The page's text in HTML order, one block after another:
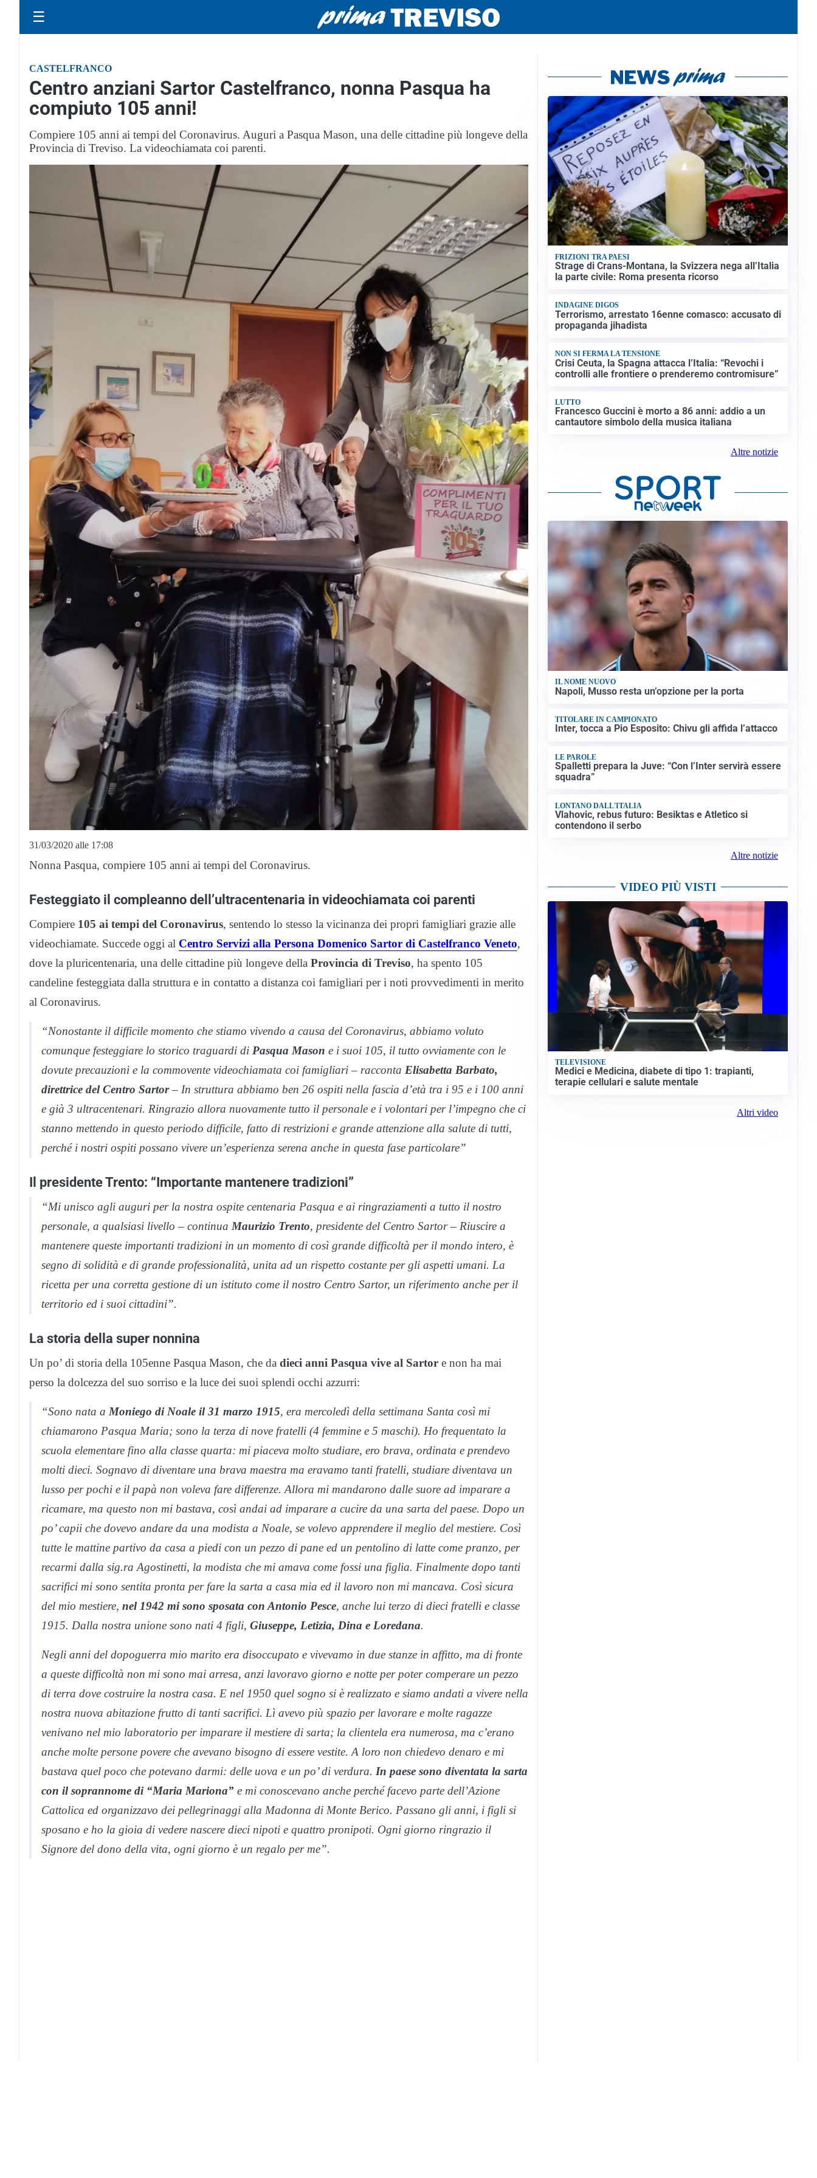
☰
CASTELFRANCO
Centro anziani Sartor Castelfranco, nonna Pasqua ha
compiuto 105 anni!
Compiere 105 anni ai tempi del Coronavirus. Auguri a Pasqua Mason, una delle cittadine più longeve della
Provincia di Treviso. La videochiamata coi parenti.
31/03/2020 alle 17:08
Nonna Pasqua, compiere 105 anni ai tempi del Coronavirus.
Festeggiato il compleanno dell’ultracentenaria in videochiamata coi parenti
Compiere 105 ai tempi del Coronavirus, sentendo lo stesso la vicinanza dei propri famigliari grazie alle
videochiamate. Succede oggi al Centro Servizi alla Persona Domenico Sartor di Castelfranco Veneto,
dove la pluricentenaria, una delle cittadine più longeve della Provincia di Treviso, ha spento 105
candeline festeggiata dalla struttura e in contatto a distanza coi famigliari per i noti provvedimenti in merito
al Coronavirus.
“Nonostante il difficile momento che stiamo vivendo a causa del Coronavirus, abbiamo voluto
comunque festeggiare lo storico traguardi di Pasqua Mason e i suoi 105, il tutto ovviamente con le
dovute precauzioni e la commovente videochiamata coi famigliari – racconta Elisabetta Barbato,
direttrice del Centro Sartor– In struttura abbiamo ben 26 ospiti nella fascia d’età tra i 95 e i 100 anni
e già 3 ultracentenari. Ringrazio allora nuovamente tutto il personale e i volontari per l’impegno che ci
stanno mettendo in questo periodo difficile, fatto di restrizioni e grande attenzione alla salute di tutti,
perché i nostri ospiti possano vivere un’esperienza serena anche in questa fase particolare”
Il presidente Trento: “Importante mantenere tradizioni”
“Mi unisco agli auguri per la nostra ospite centenaria Pasqua e ai ringraziamenti a tutto il nostro
personale, a qualsiasi livello – continua Maurizio Trento, presidente del Centro Sartor – Riuscire a
mantenere queste importanti tradizioni in un momento di così grande difficoltà per il mondo intero, è
segno di solidità e di grande professionalità, unita ad un rispetto costante per gli aspetti umani. La
ricetta per una corretta gestione di un istituto come il nostro Centro Sartor, un riferimento anche per il
territorio ed i suoi cittadini”.
La storia della super nonnina
Un po’ di storia della 105enne Pasqua Mason, che da dieci anni Pasqua vive al Sartor e non ha mai
perso la dolcezza del suo sorriso e la luce dei suoi splendi occhi azzurri:
“Sono nata a Moniego di Noale il 31 marzo 1915, era mercoledì della settimana Santa così mi
chiamarono Pasqua Maria; sono la terza di nove fratelli (4 femmine e 5 maschi). Ho frequentato la
scuola elementare fino alla classe quarta: mi piaceva molto studiare, ero brava, ordinata e prendevo
molti dieci. Sognavo di diventare una brava maestra ma eravamo tanti fratelli, studiare diventava un
lusso per pochi e il papà non voleva fare differenze. Allora mi mandarono dalle suore ad imparare a
ricamare, ma questo non mi bastava, così andai ad imparare a cucire da una sarta del paese. Dopo un
po’ capii che dovevo andare da una modista a Noale, se volevo apprendere il meglio del mestiere. Così
tutte le mattine partivo da casa a piedi con un pezzo di pane ed un pentolino di latte come pranzo, per
recarmi dalla sig.ra Agostinetti, la modista che mi amava come fossi una figlia. Finalmente dopo tanti
sacrifici mi sono sentita pronta per fare la sarta a casa mia ed il lavoro non mi mancava. Così sicura
del mio mestiere, nel 1942 mi sono sposata con Antonio Pesce, anche lui terzo di dieci fratelli e classe
1915. Dalla nostra unione sono nati 4 figli, Giuseppe, Letizia, Dina e Loredana.
Negli anni del dopoguerra mio marito era disoccupato e vivevamo in due stanze in affitto, ma di fronte
a queste difficoltà non mi sono mai arresa, anzi lavoravo giorno e notte per poter comperare un pezzo
di terra dove costruire la nostra casa. E nel 1950 quel sogno si è realizzato e siamo andati a vivere nella
nostra nuova abitazione frutto di tanti sacrifici. Lì avevo più spazio per lavorare e molte ragazze
venivano nel mio laboratorio per imparare il mestiere di sarta; la clientela era numerosa, ma c’erano
anche molte persone povere che avevano bisogno di essere vestite. A loro non chiedevo denaro e mi
bastava quel poco che potevano darmi: delle uova e un po’ di verdura. In paese sono diventata la sarta
con il soprannome di “Maria Mariona” e mi conoscevano anche perché facevo parte dell’Azione
Cattolica ed organizzavo dei pellegrinaggi alla Madonna di Monte Berico. Passano gli anni, i figli si
sposano e ho la gioia di vedere nascere dieci nipoti e quattro pronipoti. Ogni giorno ringrazio il
Signore del dono della vita, ogni giorno è un regalo per me”.
FRIZIONI TRA PAESI
Strage di Crans-Montana, la Svizzera nega all’Italia
la parte civile: Roma presenta ricorso
INDAGINE DIGOS
Terrorismo, arrestato 16enne comasco: accusato di
propaganda jihadista
NON SI FERMA LA TENSIONE
Crisi Ceuta, la Spagna attacca l’Italia: “Revochi i
controlli alle frontiere o prenderemo contromisure”
LUTTO
Francesco Guccini è morto a 86 anni: addio a un
cantautore simbolo della musica italiana
Altre notizie
IL NOME NUOVO
Napoli, Musso resta un’opzione per la porta
TITOLARE IN CAMPIONATO
Inter, tocca a Pio Esposito: Chivu gli affida l’attacco
LE PAROLE
Spalletti prepara la Juve: “Con l’Inter servirà essere
squadra”
LONTANO DALL'ITALIA
Vlahovic, rebus futuro: Besiktas e Atletico si
contendono il serbo
Altre notizie
VIDEO PIÙ VISTI
TELEVISIONE
Medici e Medicina, diabete di tipo 1: trapianti,
terapie cellulari e salute mentale
Altri video